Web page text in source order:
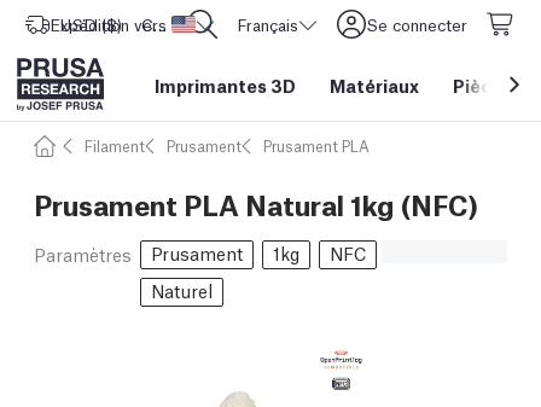
Expédition vers Etats-Unis d'Amérique
USD ($) CORE One L: Maintenant en stock ! Français Se connecter
Imprimantes 3D Matériaux Pièces&
Filament Prusament Prusament PLA
Prusament PLA Natural 1kg (NFC)
Paramètres Prusament 1kg
NFC
Naturel